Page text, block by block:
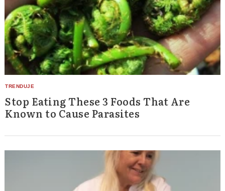
Stop Eating These 3 Foods That Are
Known to Cause Parasites